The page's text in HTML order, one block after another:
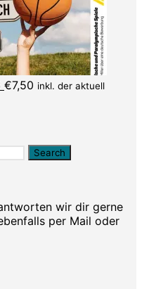
€7,50 inkl. der aktuell
wir dir gerne
per Mail oder